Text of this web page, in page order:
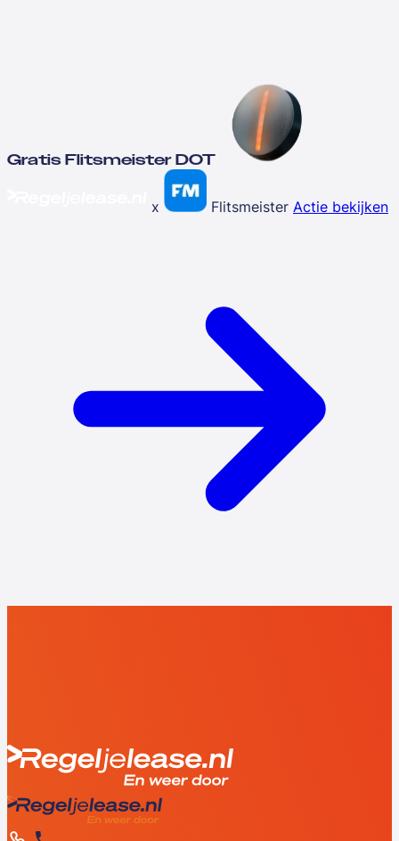
Gratis Flitsmeister DOT
x Flitsmeister Actie bekijken